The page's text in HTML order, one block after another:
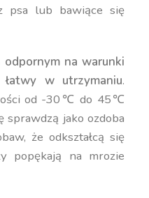
psa lub bawiące się
odpornym na warunki
łatwy w utrzymaniu.
od -30℃ do 45℃
sprawdzą jako ozdoba
że odkształcą się
popękają na mrozie